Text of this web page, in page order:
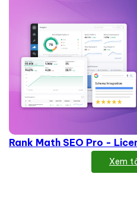
Rank Math SEO Pro -
Xem